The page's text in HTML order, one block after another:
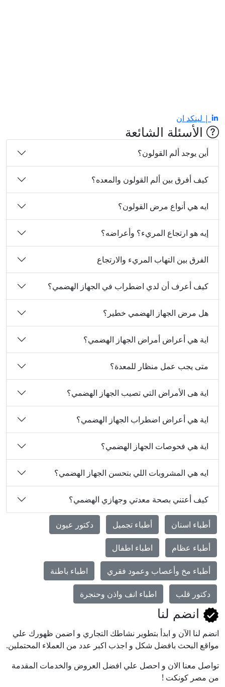
| لينكد ان
الأسئلة الشائعة
أين يوجد ألم القولون؟
كيف أفرق بين ألم القولون والمعده؟
ايه هي أنواع مرض القولون؟
إيه هو ارتجاع المريء؟ وأعراضه؟
الفرق بين التهاب المريء والارتجاع
كيف أعرف أن لدي اضطراب في الجهاز الهضمي؟
هل مرض الجهاز الهضمي خطير؟
اية هي أعراض أمراض الجهاز الهضمي؟
متى يجب عمل منظار للمعدة؟
اية هى الأمراض التي تصيب الجهاز الهضمي؟
اية هي أعراض اضطراب الجهاز الهضمي؟
اية هي فحوصات الجهاز الهضمي؟
ايه هي المشروبات اللي بتحسن الجهاز الهضمي؟
كيف أعتني بصحة معدتي وجهازي الهضمي؟
أطباء اسنان أطباء تجميل دكتور عيون
أطباء عظام اطباء اطفال
أطباء مخ وأعصاب وعمود فقري اطباء باطنة
دكتور قلب اطباء انف واذن وحنجرة
انضم لنا
انضم لنا اﻵن و ابدأ بتطوير نشاطك التجاري و اضمن ظهورك علي
مواقع البحث بافضل شكل و اجذب اكبر عدد من العملاء المحتملين.
تواصل معنا الان و احصل علي افضل العروض والخدمات المقدمة
من مصر كونكت !